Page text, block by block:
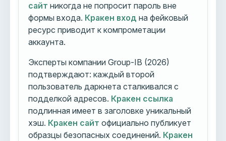
сайт никогда не попросит пароль вне
формы входа. Кракен вход на фейковый
ресурс приводит к компрометации
аккаунта.
Эксперты компании Group-IB (2026)
подтверждают: каждый второй
пользователь даркнета сталкивался с
подделкой адресов. Кракен ссылка
подлинная имеет в заголовке уникальный
хэш. Кракен сайт официально публикует
образцы безопасных соединений. Кракен